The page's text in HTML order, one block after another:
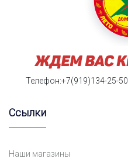
Телефон:+7(919)134-25-50
Ссылки
Наши магазины